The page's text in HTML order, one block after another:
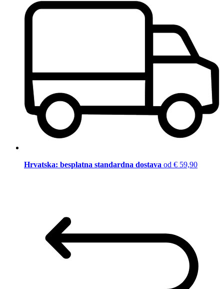
Hrvatska: besplatna standardna dostava od € 59,90